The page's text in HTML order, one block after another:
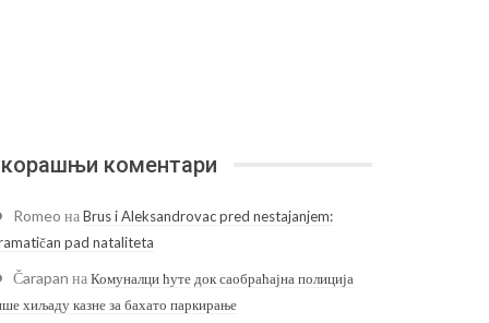
коментари
Romeo наBrus i Aleksandrovac pred nestajanjem:
pad nataliteta
Čarapan наКомуналци ћуте док саобраћајна полиција
хиљаду казне за бахато паркирање